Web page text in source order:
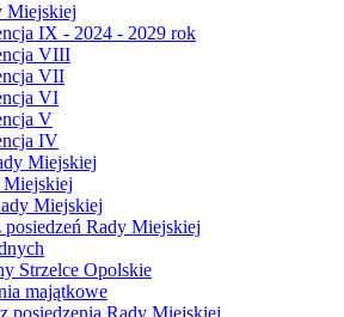
Miejskiej
IX - 2024 - 2029 rok
VIII
VII
VI
V
IV
Miejskiej
Miejskiej
Miejskiej
posiedzeń Rady Miejskiej
Strzelce Opolskie
majątkowe